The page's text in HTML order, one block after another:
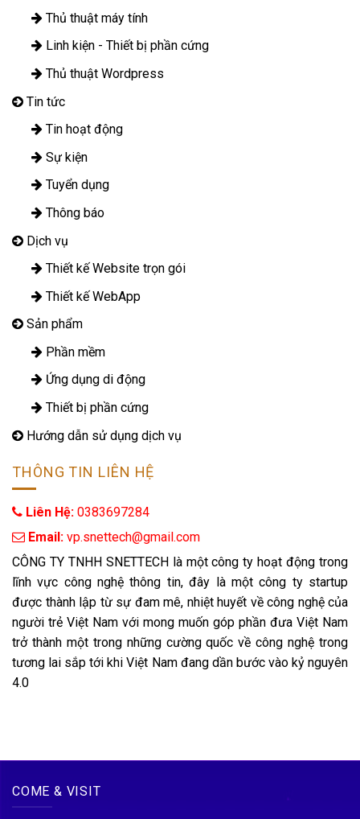
Thủ thuật máy tính
Linh kiện - Thiết bị phần cứng
Thủ thuật Wordpress
Tin tức
Tin hoạt động
Sự kiện
Tuyển dụng
Thông báo
Dịch vụ
Thiết kế Website trọn gói
Thiết kế WebApp
Sản phẩm
Phần mềm
Ứng dụng di động
Thiết bị phần cứng
Hướng dẫn sử dụng dịch vụ
THÔNG TIN LIÊN HỆ
Liên Hệ: 0383697284
Email: vp.snettech@gmail.com
CÔNG TY TNHH SNETTECH là một công ty hoạt động trong
lĩnh vực công nghệ thông tin, đây là một công ty startup
được thành lập từ sự đam mê, nhiệt huyết về công nghệ của
người trẻ Việt Nam với mong muốn góp phần đưa Việt Nam
trở thành một trong những cường quốc về công nghệ trong
tương lai sắp tới khi Việt Nam đang dần bước vào kỷ nguyên
4.0
COME & VISIT